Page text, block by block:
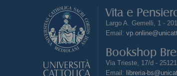
Vita e
Largo A. Gemelli, 1 -
Email:
Bookshop
Via Trieste, 17/d -
Email: libreria-